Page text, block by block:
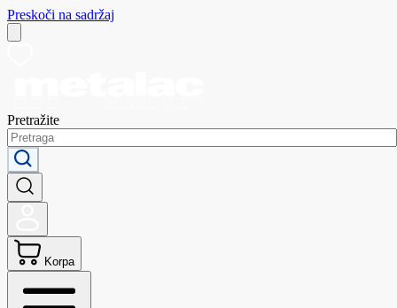
Preskoči na sadržaj
Pretražite
Korpa